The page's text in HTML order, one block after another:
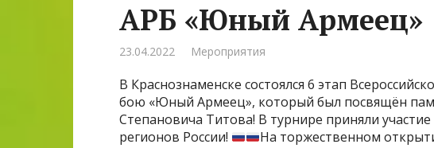
АРБ «Юный Армеец»
23.04.2022 Мероприятия
В Краснознаменске состоялся 6 этап
бою «Юный Армеец», который был посвящён
Степановича Титова! В турнире приняли
регионов России!
На торжественном